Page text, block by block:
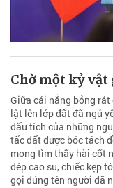
Chờ một kỷ
Giữa cái nắng bỏng
lật lên lớp đất đã ngủ
dấu tích của những
tấc đất được bóc tách
mong tìm thấy hài cốt
dép cao su, chiếc kẹp
gọi đúng tên người đã